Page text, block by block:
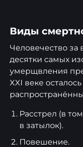
Виды
Человечество
десятки самых
умерщвления
XXI веке
Расстрел (в
в затылок).
Повешение.